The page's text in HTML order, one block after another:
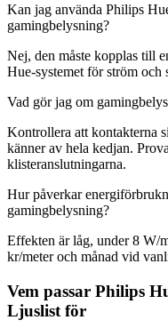
Kan jag använda Philips
gamingbelysning?
Nej, den måste kopplas till
Hue-systemet för ström och
Vad gör jag om
Kontrollera att kontakterna
känner av hela kedjan.
klisteranslutningarna.
Hur påverkar
gamingbelysning?
Effekten är låg, under 8 W/
kr/meter och månad vid
Vem passar Philips
Ljuslist för